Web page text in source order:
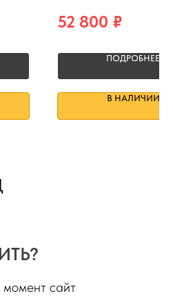
52 800 ₽
ПОДРОБНЕЕ
В НАЛИЧИИ
сайт